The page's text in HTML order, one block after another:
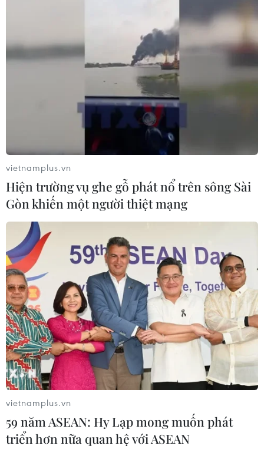
vietnamplus.vn
Hiện trường vụ ghe gỗ phát nổ trên sông Sài
Gòn khiến một người thiệt mạng
vietnamplus.vn
59 năm ASEAN: Hy Lạp mong muốn phát
triển hơn nữa quan hệ với ASEAN